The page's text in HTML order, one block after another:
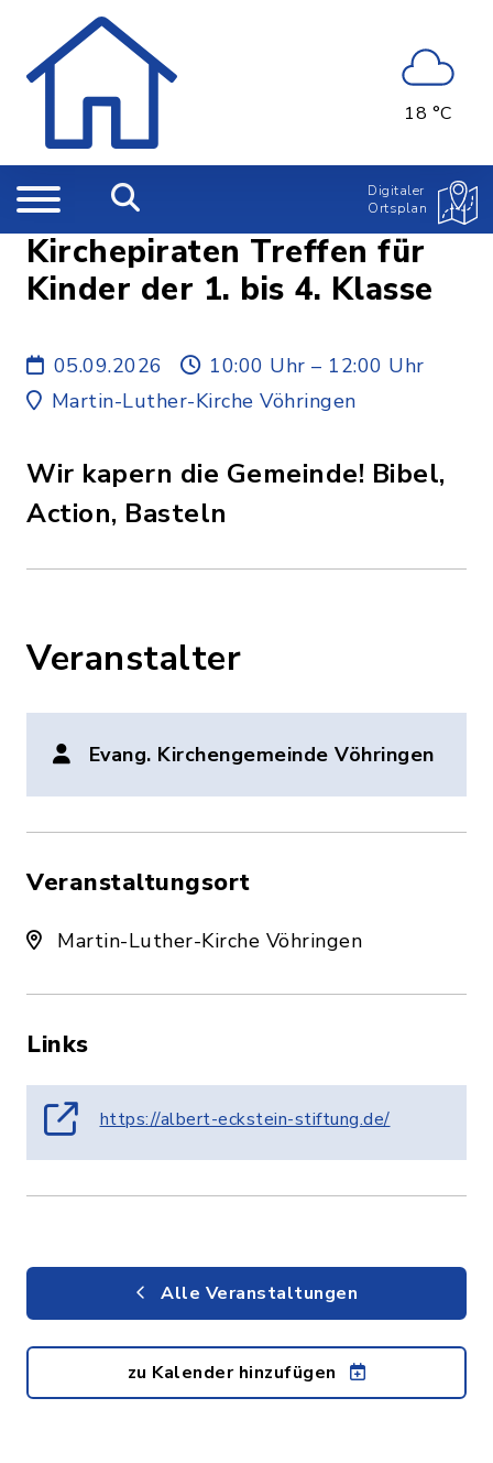
18 °C
Digitaler
Ortsplan
Kirchepiraten Treffen für
Kinder der 1. bis 4. Klasse
05.09.2026
10:00 Uhr – 12:00 Uhr
Martin-Luther-Kirche Vöhringen
Wir kapern die Gemeinde! Bibel,
Action, Basteln
Veranstalter
Evang. Kirchengemeinde Vöhringen
Veranstaltungsort
Martin-Luther-Kirche Vöhringen
Links
https://albert-eckstein-stiftung.de/
Alle Veranstaltungen
zu Kalender hinzufügen